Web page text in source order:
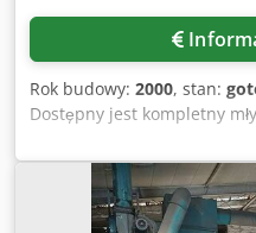
Rok budowy: 2000, stan:
Dostępny jest kompletny
grudek żywicy poliestrowej.
wsadowy: żywica
wsadowego (suche):
rozdrobnienie: poniżej